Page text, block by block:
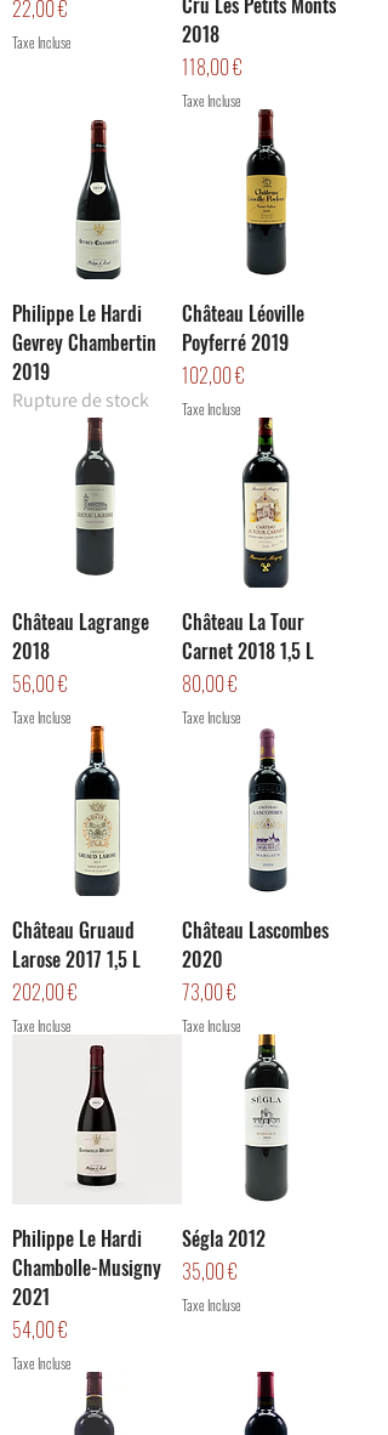
Prix
22,00 €
Taxe Incluse
2018
Prix
118,00 €
Taxe Incluse
Philippe Le Hardi
Gevrey Chambertin
2019
Rupture de stock
Château Léoville
Poyferré 2019
Prix
102,00 €
Taxe Incluse
Château Lagrange
2018
Prix
56,00 €
Taxe Incluse
Château La Tour
Carnet 2018 1,5 L
Prix
80,00 €
Taxe Incluse
Château Gruaud
Larose 2017 1,5 L
Prix
202,00 €
Taxe Incluse
Château Lascombes
2020
Prix
73,00 €
Taxe Incluse
Philippe Le Hardi
Chambolle-Musigny
2021
Prix
54,00 €
Taxe Incluse
Ségla 2012
Prix
35,00 €
Taxe Incluse